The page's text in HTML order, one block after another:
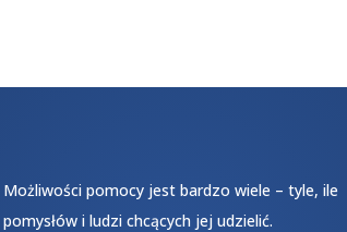
Możliwości pomocy jest bardzo wiele – tyle, ile
pomysłów i ludzi chcących jej udzielić.